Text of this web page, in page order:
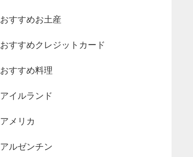
おすすめお土産
おすすめクレジットカード
おすすめ料理
アイルランド
アメリカ
アルゼンチン